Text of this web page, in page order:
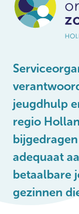
jeugdhulp
regio
adequaat
betaalbare
gezinnen